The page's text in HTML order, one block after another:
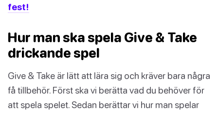
fest!
Hur man ska spela Give & Take
drickande spel
Give & Take är lätt att lära sig och kräver bara några
få tillbehör. Först ska vi berätta vad du behöver för
att spela spelet. Sedan berättar vi hur man spelar